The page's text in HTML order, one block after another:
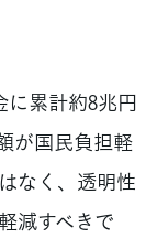
に累計約8兆円
が国民負担軽
なく、透明性
減すべきで